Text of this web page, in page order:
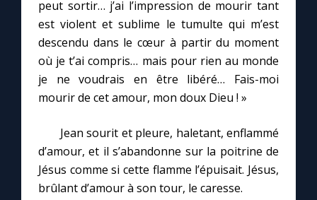
peut sortir… j’ai l’impression de mourir tant
est violent et sublime le tumulte qui m’est
descendu dans le cœur à partir du moment
où je t’ai compris… mais pour rien au monde
je ne voudrais en être libéré… Fais-moi
mourir de cet amour, mon doux Dieu ! »
Jean sourit et pleure, haletant, enflammé
d’amour, et il s’abandonne sur la poitrine de
Jésus comme si cette flamme l’épuisait. Jésus,
brûlant d’amour à son tour, le caresse.